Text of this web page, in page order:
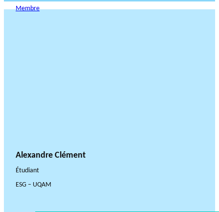
Membre
Alexandre Clément
Étudiant
ESG – UQAM